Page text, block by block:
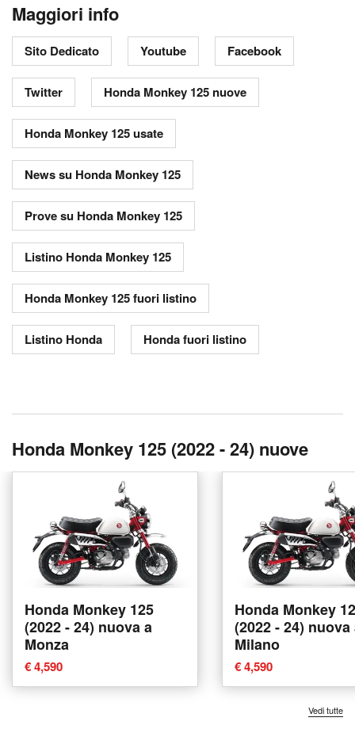
Maggiori info
Sito Dedicato Youtube Facebook
Twitter Honda Monkey 125 nuove
Honda Monkey 125 usate
News su Honda Monkey 125
Prove su Honda Monkey 125
Listino Honda Monkey 125
Honda Monkey 125 fuori listino
Listino Honda Honda fuori listino
Honda Monkey 125 (2022 - 24) nuove
Honda Monkey 125
(2022 - 24) nuova a
Monza
€ 4,590
Honda Monkey
(2022 - 24) nuova
Milano
€ 4,590
Vedi tutte